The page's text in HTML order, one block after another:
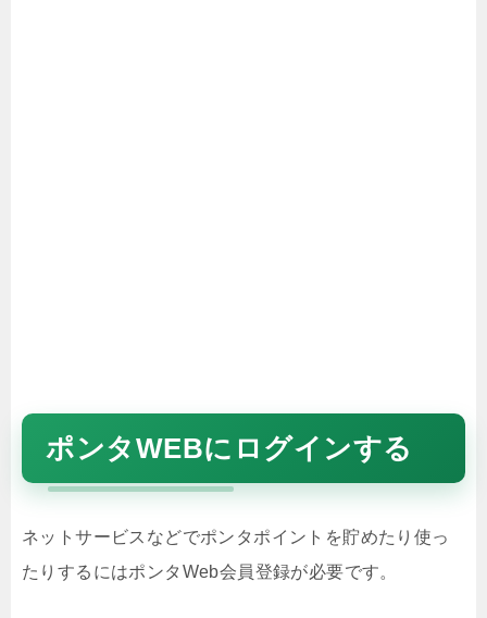
ポンタWEBにログインする
ネットサービスなどでポンタポイントを貯めたり使っ
たりするにはポンタWeb会員登録が必要です。